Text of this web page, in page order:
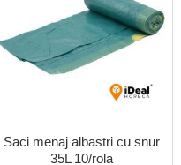
Saci menaj albastri cu snur
35L 10/rola